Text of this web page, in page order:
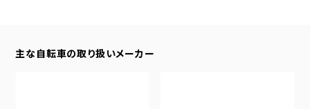
主な自転車の取り扱いメーカー